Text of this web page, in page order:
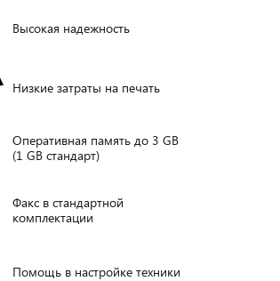
Высокая надежность
Низкие затраты на печать
Оперативная память до 3 GB
(1 GB стандарт)
Факс в стандартной
комплектации
Помощь в настройке техники